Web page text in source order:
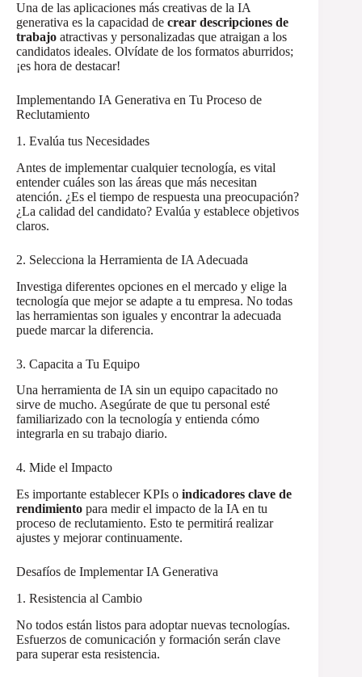
Una de las aplicaciones más creativas de la IA
generativa es la capacidad de crear descripciones de
trabajo atractivas y personalizadas que atraigan a los
candidatos ideales. Olvídate de los formatos aburridos;
¡es hora de destacar!
Implementando IA Generativa en Tu Proceso de
Reclutamiento
1. Evalúa tus Necesidades
Antes de implementar cualquier tecnología, es vital
entender cuáles son las áreas que más necesitan
atención. ¿Es el tiempo de respuesta una preocupación?
¿La calidad del candidato? Evalúa y establece objetivos
claros.
2. Selecciona la Herramienta de IA Adecuada
Investiga diferentes opciones en el mercado y elige la
tecnología que mejor se adapte a tu empresa. No todas
las herramientas son iguales y encontrar la adecuada
puede marcar la diferencia.
3. Capacita a Tu Equipo
Una herramienta de IA sin un equipo capacitado no
sirve de mucho. Asegúrate de que tu personal esté
familiarizado con la tecnología y entienda cómo
integrarla en su trabajo diario.
4. Mide el Impacto
Es importante establecer KPIs o indicadores clave de
rendimiento para medir el impacto de la IA en tu
proceso de reclutamiento. Esto te permitirá realizar
ajustes y mejorar continuamente.
Desafíos de Implementar IA Generativa
1. Resistencia al Cambio
No todos están listos para adoptar nuevas tecnologías.
Esfuerzos de comunicación y formación serán clave
para superar esta resistencia.